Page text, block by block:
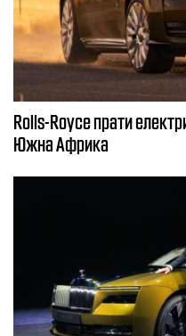
Rolls-Royce прати
Южна Африка